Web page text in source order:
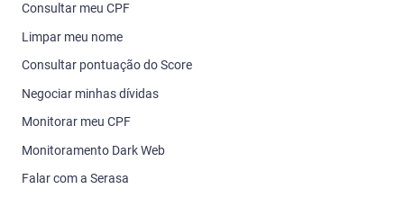
Consultar meu CPF
Limpar meu nome
Consultar pontuação do Score
Negociar minhas dívidas
Monitorar meu CPF
Monitoramento Dark Web
Falar com a Serasa